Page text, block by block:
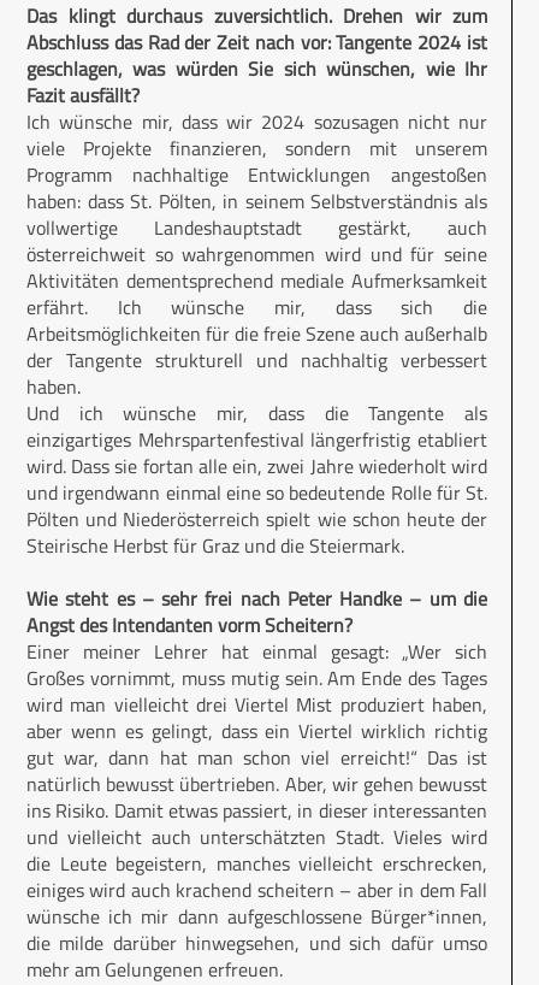
Das klingt durchaus zuversichtlich. Drehen wir zum
Abschluss das Rad der Zeit nach vor: Tangente 2024 ist
geschlagen, was würden Sie sich wünschen, wie Ihr
Fazit ausfällt?
Ich wünsche mir, dass wir 2024 sozusagen nicht nur
viele Projekte finanzieren, sondern mit unserem
Programm nachhaltige Entwicklungen angestoßen
haben: dass St. Pölten, in seinem Selbstverständnis als
vollwertige Landeshauptstadt gestärkt, auch
österreichweit so wahrgenommen wird und für seine
Aktivitäten dementsprechend mediale Aufmerksamkeit
erfährt. Ich wünsche mir, dass sich die
Arbeitsmöglichkeiten für die freie Szene auch außerhalb
der Tangente strukturell und nachhaltig verbessert
haben.
Und ich wünsche mir, dass die Tangente als
einzigartiges Mehrspartenfestival längerfristig etabliert
wird. Dass sie fortan alle ein, zwei Jahre wiederholt wird
und irgendwann einmal eine so bedeutende Rolle für St.
Pölten und Niederösterreich spielt wie schon heute der
Steirische Herbst für Graz und die Steiermark.
Wie steht es – sehr frei nach Peter Handke – um die
Angst des Intendanten vorm Scheitern?
Einer meiner Lehrer hat einmal gesagt: „Wer sich
Großes vornimmt, muss mutig sein. Am Ende des Tages
wird man vielleicht drei Viertel Mist produziert haben,
aber wenn es gelingt, dass ein Viertel wirklich richtig
gut war, dann hat man schon viel erreicht!“ Das ist
natürlich bewusst übertrieben. Aber, wir gehen bewusst
ins Risiko. Damit etwas passiert, in dieser interessanten
und vielleicht auch unterschätzten Stadt. Vieles wird
die Leute begeistern, manches vielleicht erschrecken,
einiges wird auch krachend scheitern – aber in dem Fall
wünsche ich mir dann aufgeschlossene Bürger*innen,
die milde darüber hinwegsehen, und sich dafür umso
mehr am Gelungenen erfreuen.